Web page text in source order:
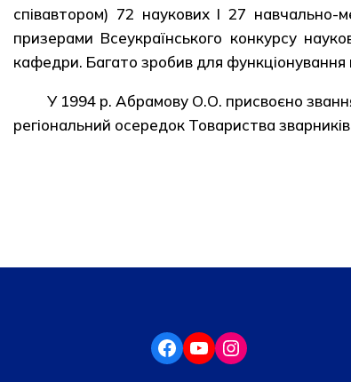
співавтором) 72 наукових І 27
призерами Всеукраїнського конкурсу
кафедри. Багато зробив для функціонування
У 1994 р. Абрамову О.О. присвоєно
регіональний осередок Товариства